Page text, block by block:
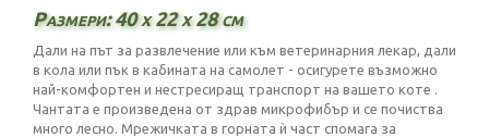
Размери: 40 х 22 х 28 см
Дали на път за развлечение или към ветеринарния лекар, дали
в кола или пък в кабината на самолет - осигурете възможно
най-комфортен и нестресиращ транспорт на вашето коте .
Чантата е произведена от здрав микрофибър и се почиства
много лесно. Мрежичката в горната ѝ част спомага за